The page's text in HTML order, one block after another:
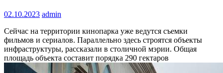
02.10.2023 admin
Сейчас на территории кинопарка уже ведутся съемки
фильмов и сериалов. Параллельно здесь строятся объекты
инфраструктуры, рассказали в столичной мэрии. Общая
площадь объекта составит порядка 290 гектаров